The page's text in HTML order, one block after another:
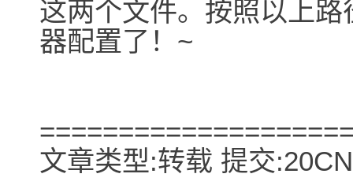
这两个文件。按照以上
器配置了！~
文章类型:转载 提交